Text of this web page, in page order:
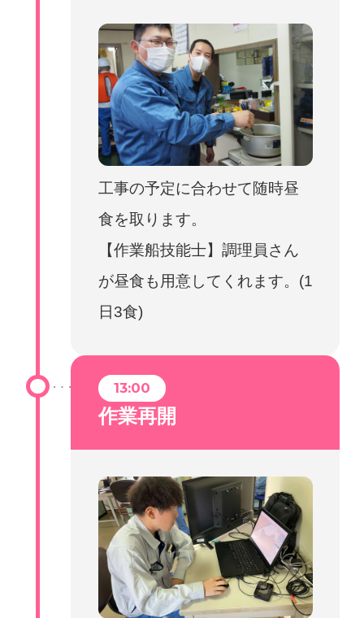
工事の予定に合わせて随時昼
食を取ります。
【作業船技能士】調理員さん
が昼食も用意してくれます。(1
日3食)
13:00
作業再開